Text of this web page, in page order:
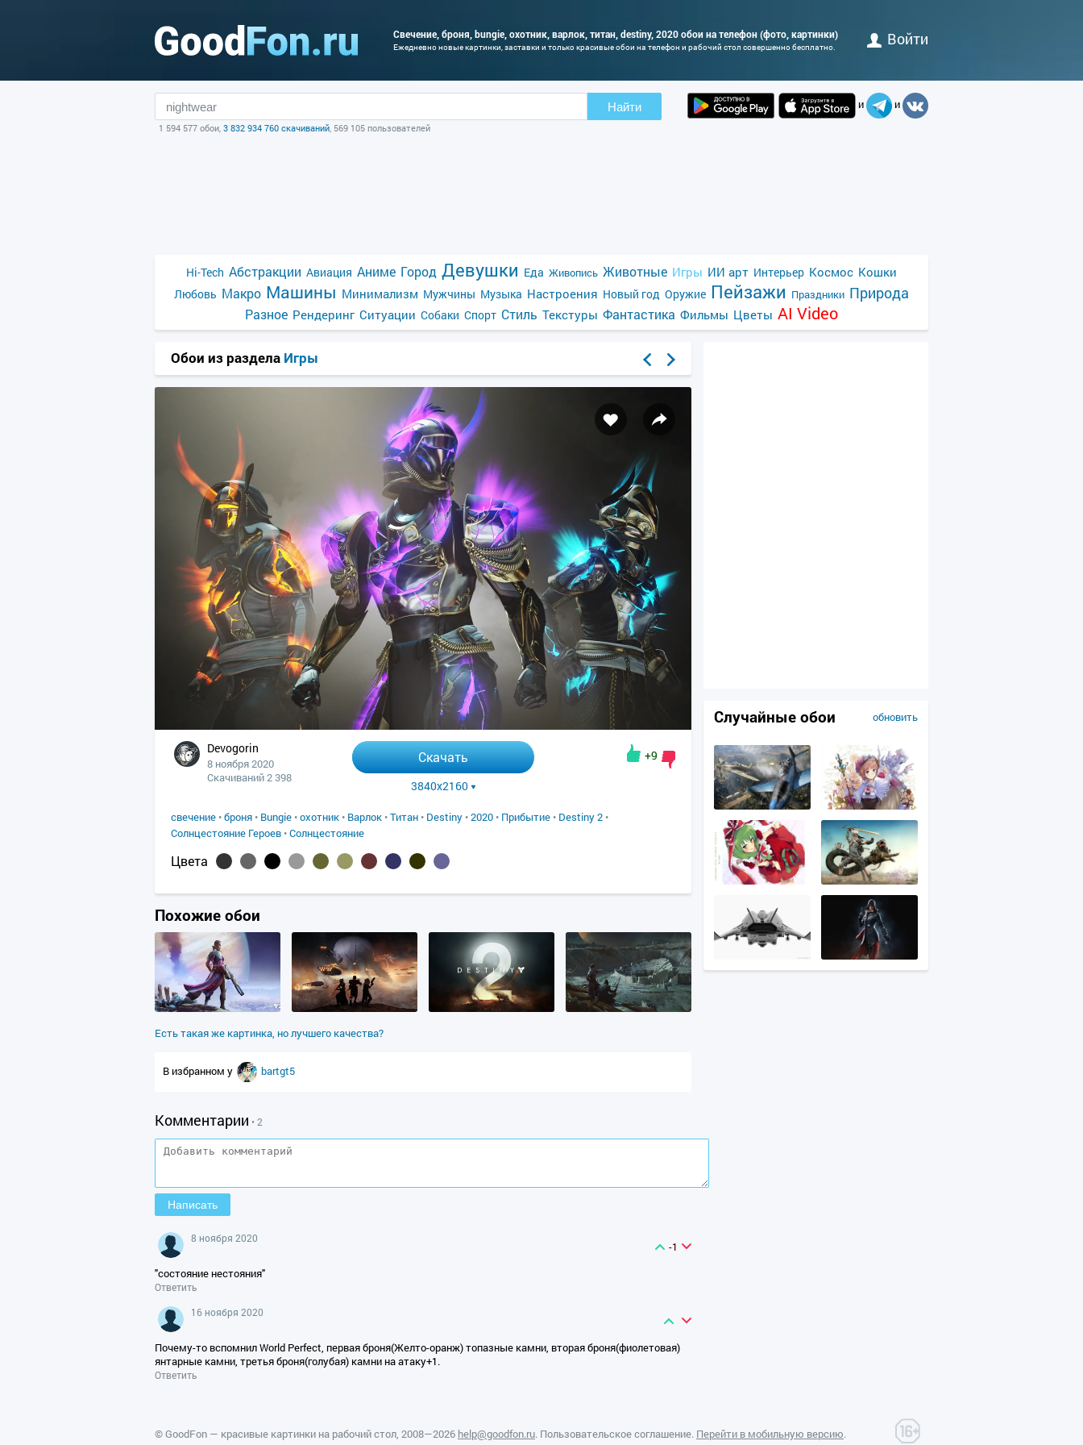
Свечение, броня, bungie, охотник, варлок, титан, destiny, 2020 обои на телефон (фото, картинки)
Ежедневно новые картинки, заставки и только красивые обои на телефон и рабочий стол совершенно бесплатно. Войти
Найти
1 594 577 обои, 3 832 934 760 скачиваний, 569 105 пользователей
и и
Hi-Tech Абстракции Авиация Аниме Город Девушки Еда Живопись Животные Игры ИИ арт Интерьер Космос Кошки
Любовь Макро Машины Минимализм Мужчины Музыка Настроения Новый год Оружие Пейзажи Праздники Природа
Разное Рендеринг Ситуации Собаки Спорт Стиль Текстуры Фантастика Фильмы Цветы AI Video
Обои из раздела Игры
Devogorin
8 ноября 2020
Скачиваний 2 398
Скачать
3840x2160
+9
свечение •броня • Bungie •охотник • Варлок •Титан • Destiny •2020 • Прибытие • Destiny 2 •
Солнцестояние Героев •Солнцестояние
Цвета
Похожие обои
Есть такая же картинка, но лучшего качества?
В избранном у bartgt5
Комментарии • 2
8 ноября 2020
-1
"состояние нестояния"
Ответить
16 ноября 2020
Почему-то вспомнил World Perfect, первая броня(Желто-оранж) топазные камни, вторая броня(фиолетовая)
янтарные камни, третья броня(голубая) камни на атаку+1.
Ответить
обновить
Случайные обои
©GoodFon — красивые картинки на рабочий стол , 2008—2026 help@goodfon.ru. Пользовательское соглашение. Перейти в мобильную версию.